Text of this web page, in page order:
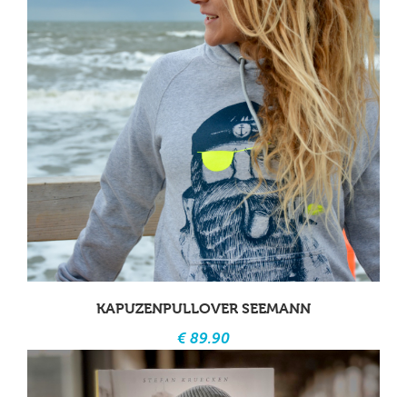
KAPUZENPULLOVER SEEMANN
€ 89.90